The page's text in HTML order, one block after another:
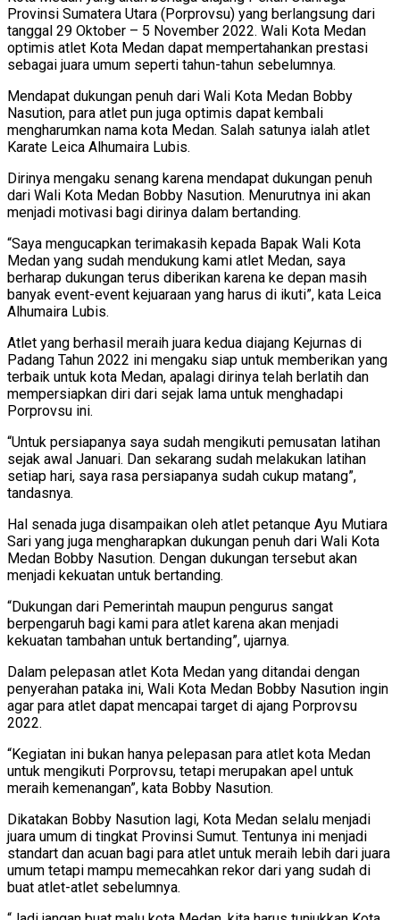
Provinsi Sumatera Utara (Porprovsu) yang berlangsung dari
tanggal 29 Oktober – 5 November 2022. Wali Kota Medan
optimis atlet Kota Medan dapat mempertahankan prestasi
sebagai juara umum seperti tahun-tahun sebelumnya.
Mendapat dukungan penuh dari Wali Kota Medan Bobby
Nasution, para atlet pun juga optimis dapat kembali
mengharumkan nama kota Medan. Salah satunya ialah atlet
Karate Leica Alhumaira Lubis.
Dirinya mengaku senang karena mendapat dukungan penuh
dari Wali Kota Medan Bobby Nasution. Menurutnya ini akan
menjadi motivasi bagi dirinya dalam bertanding.
“Saya mengucapkan terimakasih kepada Bapak Wali Kota
Medan yang sudah mendukung kami atlet Medan, saya
berharap dukungan terus diberikan karena ke depan masih
banyak event-event kejuaraan yang harus di ikuti”, kata Leica
Alhumaira Lubis.
Atlet yang berhasil meraih juara kedua diajang Kejurnas di
Padang Tahun 2022 ini mengaku siap untuk memberikan yang
terbaik untuk kota Medan, apalagi dirinya telah berlatih dan
mempersiapkan diri dari sejak lama untuk menghadapi
Porprovsu ini.
“Untuk persiapanya saya sudah mengikuti pemusatan latihan
sejak awal Januari. Dan sekarang sudah melakukan latihan
setiap hari, saya rasa persiapanya sudah cukup matang”,
tandasnya.
Hal senada juga disampaikan oleh atlet petanque Ayu Mutiara
Sari yang juga mengharapkan dukungan penuh dari Wali Kota
Medan Bobby Nasution. Dengan dukungan tersebut akan
menjadi kekuatan untuk bertanding.
“Dukungan dari Pemerintah maupun pengurus sangat
berpengaruh bagi kami para atlet karena akan menjadi
kekuatan tambahan untuk bertanding”, ujarnya.
Dalam pelepasan atlet Kota Medan yang ditandai dengan
penyerahan pataka ini, Wali Kota Medan Bobby Nasution ingin
agar para atlet dapat mencapai target di ajang Porprovsu
2022.
“Kegiatan ini bukan hanya pelepasan para atlet kota Medan
untuk mengikuti Porprovsu, tetapi merupakan apel untuk
meraih kemenangan”, kata Bobby Nasution.
Dikatakan Bobby Nasution lagi, Kota Medan selalu menjadi
juara umum di tingkat Provinsi Sumut. Tentunya ini menjadi
standart dan acuan bagi para atlet untuk meraih lebih dari juara
umum tetapi mampu memecahkan rekor dari yang sudah di
buat atlet-atlet sebelumnya.